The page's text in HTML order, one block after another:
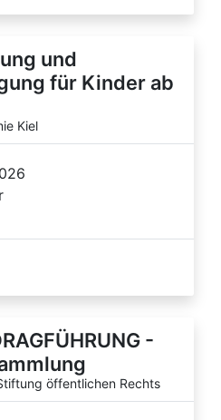
und
für Kinder ab
Kiel
-
öffentlichen Rechts